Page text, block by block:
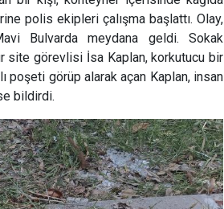
polis ekipleri çalışma başlattı. Olay,
Bulvarda meydana geldi. Sokak
site görevlisi İsa Kaplan, korkutucu bir
poşeti görüp alarak açan Kaplan, insan
bildirdi.